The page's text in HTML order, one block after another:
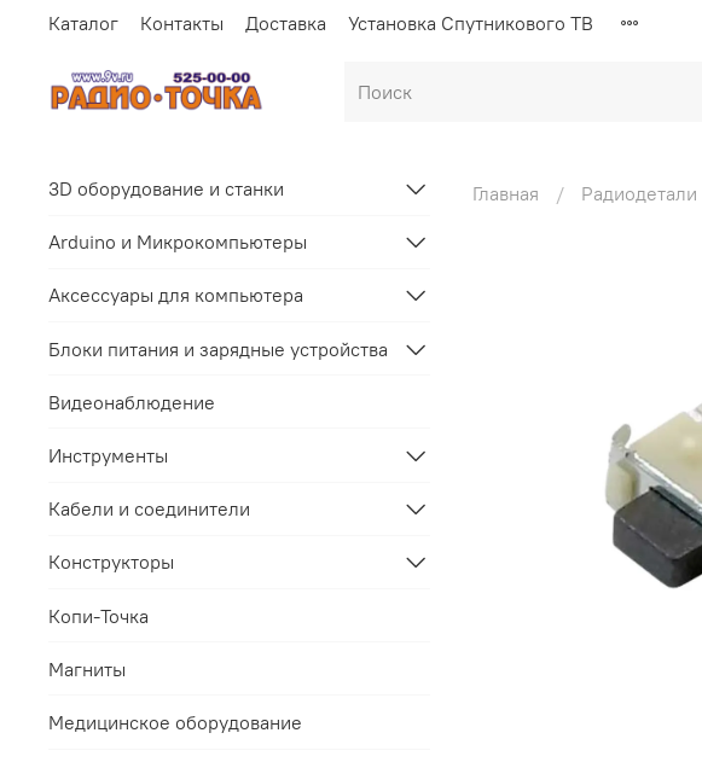
Каталог Контакты Доставка Установка Спутникового ТВ
Главная Радиодетали
3D оборудование и станки
Arduino и Микрокомпьютеры
Аксессуары для компьютера
Блоки питания и зарядные устройства
Видеонаблюдение
Инструменты
Кабели и соединители
Конструкторы
Копи-Точка
Магниты
Медицинское оборудование